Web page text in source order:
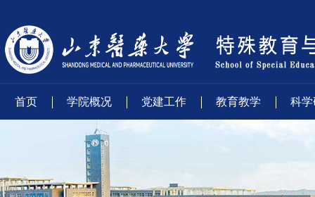
首页 学院概况 党建工作 教育教学 科